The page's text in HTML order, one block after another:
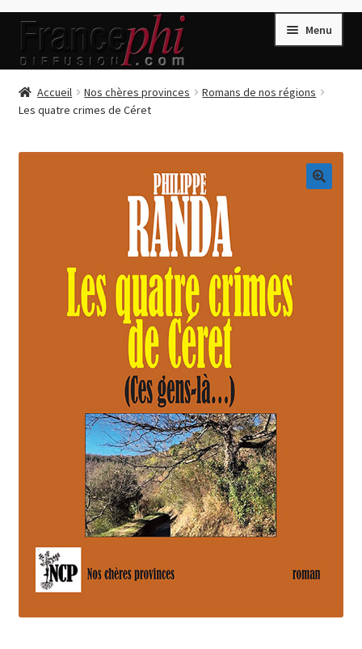
Aller
la
Aller
contenu
Menu
Accueil
Accueil
Conditions de Vente
Listes d’Envies
Livres de Peter Randa
Livres de Philippe Randa
Login Customizer
Newsletter
Nous Contacter
Politique de confidentialité et cookies
Qui sommes-nous ?
Soutien à Philippe Randa
Suivi de la Commande
Accueil Nos chères provinces
Romans de nos régions
Les quatre crimes de Céret